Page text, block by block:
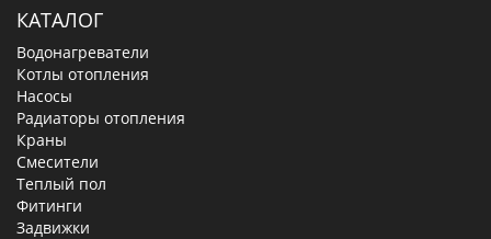
КАТАЛОГ
Водонагреватели
Котлы отопления
Насосы
Радиаторы отопления
Краны
Смесители
Теплый пол
Фитинги
Задвижки